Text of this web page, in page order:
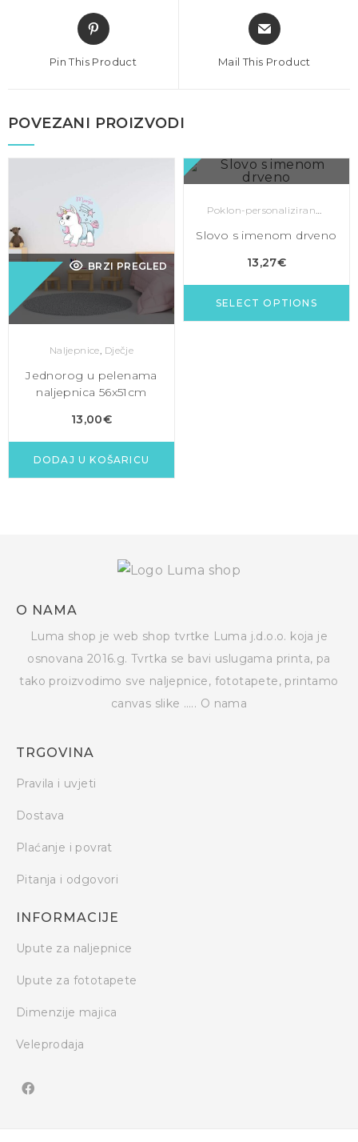
Pin This Product Mail This Product
POVEZANI PROIZVODI
BRZI PREGLED
Naljepnice, Dječje
Jednorog u pelenama
naljepnica 56x51cm
13,00€
DODAJ U KOŠARICU
Poklon-personalizirano
Slovo s imenom drveno
13,27€
SELECT OPTIONS
O NAMA
Luma shop je web shop tvrtke Luma j.d.o.o. koja je
osnovana 2016.g. Tvrtka se bavi uslugama printa, pa
tako proizvodimo sve naljepnice, fototapete, printamo
canvas slike ….. O nama
TRGOVINA
Pravila i uvjeti
Dostava
Plaćanje i povrat
Pitanja i odgovori
INFORMACIJE
Upute za naljepnice
Upute za fototapete
Dimenzije majica
Veleprodaja